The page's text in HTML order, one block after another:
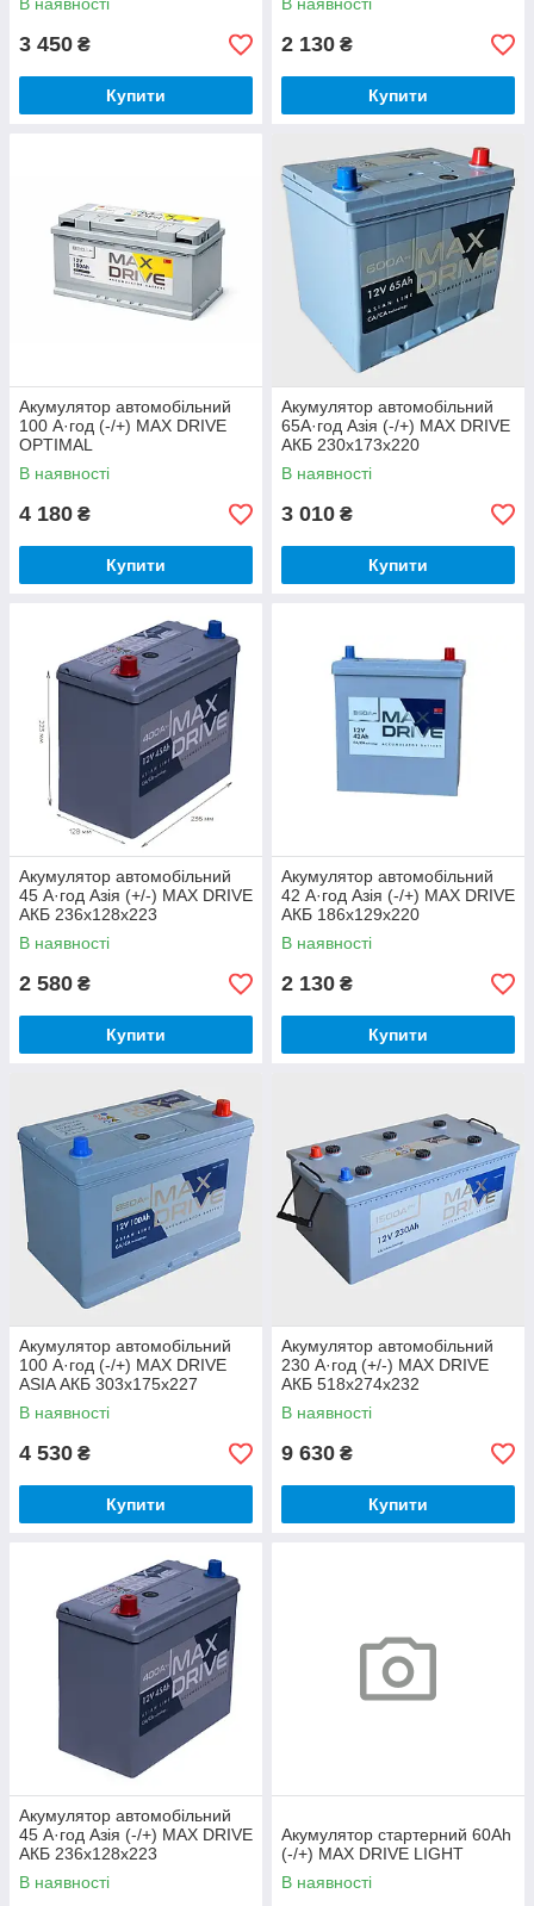
3 450 ₴
Купити
2 130 ₴
Купити
Акумулятор автомобільний
100 А·год (-/+) MAX DRIVE
OPTIMAL
В наявності
4 180 ₴
Купити
Акумулятор автомобільний
65А·год Азія (-/+) MAX DRIVE
АКБ 230х173х220
В наявності
3 010 ₴
Купити
Акумулятор автомобільний
45 А·год Азія (+/-) MAX DRIVE
АКБ 236х128х223
В наявності
2 580 ₴
Купити
Акумулятор автомобільний
42 А·год Азія (-/+) MAX DRIVE
АКБ 186х129х220
В наявності
2 130 ₴
Купити
Акумулятор автомобільний
100 А·год (-/+) MAX DRIVE
ASIA АКБ 303x175x227
В наявності
4 530 ₴
Купити
Акумулятор автомобільний
230 А·год (+/-) MAX DRIVE
АКБ 518х274х232
В наявності
9 630 ₴
Купити
Акумулятор автомобільний
45 А·год Азія (-/+) MAX DRIVE
АКБ 236х128х223
В наявності
Акумулятор стартерний 60Ah
(-/+) MAX DRIVE LIGHT
В наявності